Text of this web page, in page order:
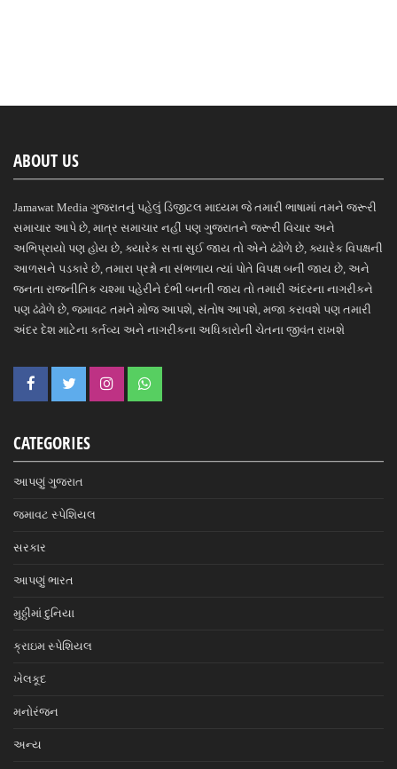
ABOUT US
Jamawat Media ગુજરાતનું પહેલું ડિજીટલ માધ્યમ જે તમારી ભાષામાં તમને જરૂરી
સમાચાર આપે છે, માત્ર સમાચાર નહીં પણ ગુજરાતને જરૂરી વિચાર અને
અભિપ્રાયો પણ હોય છે, ક્યારેક સત્તા સુઈ જાય તો એને ઢંઢોળે છે, ક્યારેક વિપક્ષની
આળસને પડકારે છે, તમારા પ્રશ્નો ના સંભળાય ત્યાં પોતે વિપક્ષ બની જાય છે, અને
જનતા રાજનીતિક ચશ્મા પહેરીને દંભી બનતી જાય તો તમારી અંદરના નાગરીકને
પણ ઢંઢોળે છે, જમાવટ તમને મોજ આપશે, સંતોષ આપશે, મજા કરાવશે પણ તમારી
અંદર દેશ માટેના કર્તવ્ય અને નાગરીકના અધિકારોની ચેતના જીવંત રાખશે
CATEGORIES
આપણું ગુજરાત
જમાવટ સ્પેશિયલ
સરકાર
આપણું ભારત
મુઠ્ઠીમાં દુનિયા
ક્રાઇમ સ્પેશિયલ
ખેલકૂદ
મનોરંજન
અન્ય